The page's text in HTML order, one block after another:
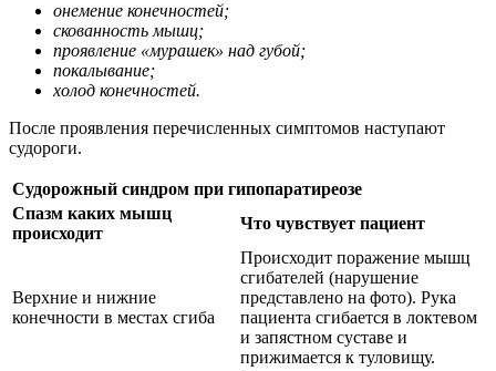
онемение конечностей;
скованность мышц;
проявление «мурашек» над губой;
покалывание;
холод конечностей.
После проявления перечисленных симптомов наступают
судороги.
Судорожный синдром при гипопаратиреозе
Спазм каких мышц
происходит
Что чувствует пациент
Верхние и нижние
конечности в местах сгиба
Происходит поражение мышц
сгибателей (нарушение
представлено на фото). Рука
пациента сгибается в локтевом
и запястном суставе и
прижимается к туловищу.